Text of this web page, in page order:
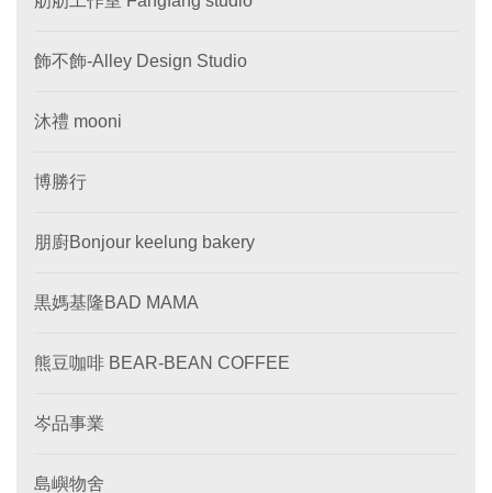
飾不飾-Alley Design Studio
沐禮 mooni
博勝行
朋廚Bonjour keelung bakery
黒媽基隆BAD MAMA
熊豆咖啡 BEAR-BEAN COFFEE
岑品事業
島嶼物舍